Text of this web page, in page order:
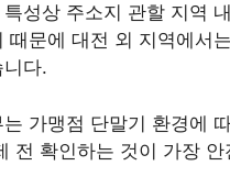
성상 주소지 관할 지역
때문에 대전 외 지역에서
다.
가맹점 단말기 환경에
전 확인하는 것이 가장 안